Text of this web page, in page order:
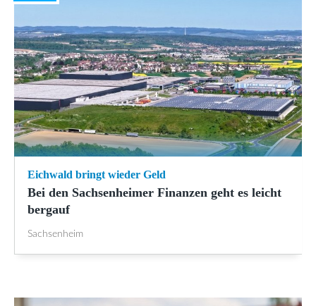
Eichwald bringt wieder Geld
Bei den Sachsenheimer Finanzen geht es leicht
bergauf
Sachsenheim